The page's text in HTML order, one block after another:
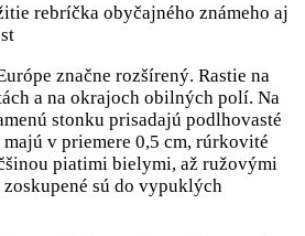
rebríčka obyčajného známeho aj
značne rozšírený. Rastie na
a na okrajoch obilných polí. Na
stonku prisadajú podlhovasté
v priemere 0,5 cm, rúrkovité
piatimi bielymi, až ružovými
sú do vypuklých